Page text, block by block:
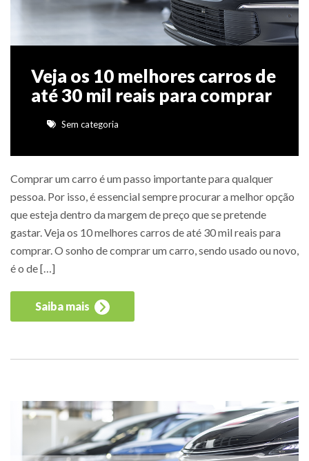
Veja os 10 melhores carros de
até 30 mil reais para comprar
Sem categoria
Comprar um carro é um passo importante para qualquer
pessoa. Por isso, é essencial sempre procurar a melhor opção
que esteja dentro da margem de preço que se pretende
gastar. Veja os 10 melhores carros de até 30 mil reais para
comprar. O sonho de comprar um carro, sendo usado ou novo,
é o de […]
Saiba mais